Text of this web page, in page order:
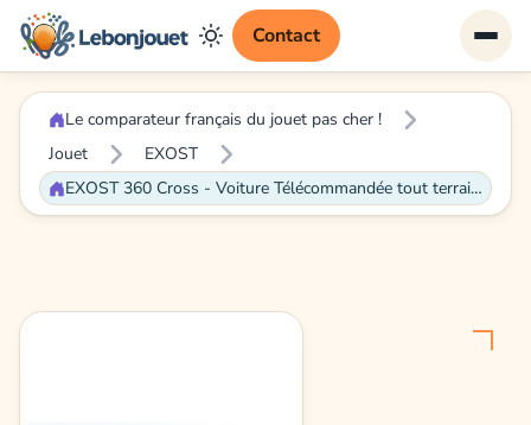
Contact
Le comparateur français du jouet pas cher !
Jouet
EXOST
EXOST 360 Cross - Voiture Télécommandée tout terrain -3 couleurs aléatoire rouge, jaune ou vert